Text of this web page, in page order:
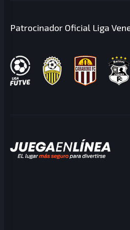
Patrocinador Oficial Liga